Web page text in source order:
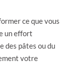
ce que vous
un effort
des pâtes ou du
votre